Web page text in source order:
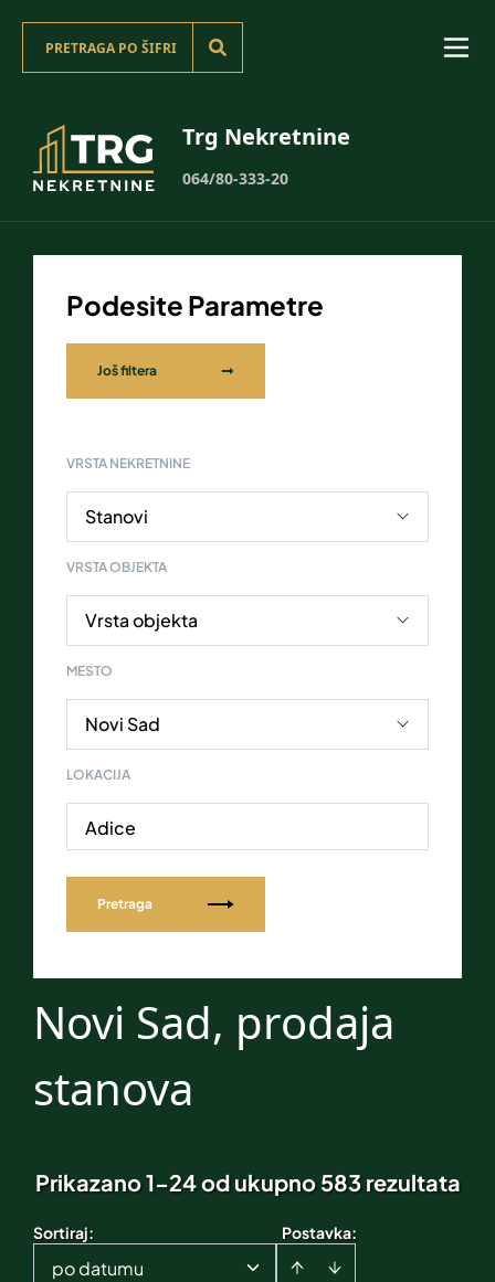
Trg Nekretnine
064/80-333-20
Podesite Parametre
Još filtera
VRSTA NEKRETNINE
VRSTA OBJEKTA
MESTO
LOKACIJA
Adice
Pretraga
Novi Sad, prodaja
stanova
Prikazano 1-24 od ukupno 583 rezultata
Postavka:
Sortiraj:
po datumu